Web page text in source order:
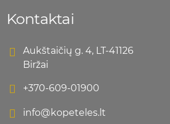
Kontaktai
Aukštaičių g. 4, LT-41126
Biržai
+370-609-01900
info@kopeteles.lt